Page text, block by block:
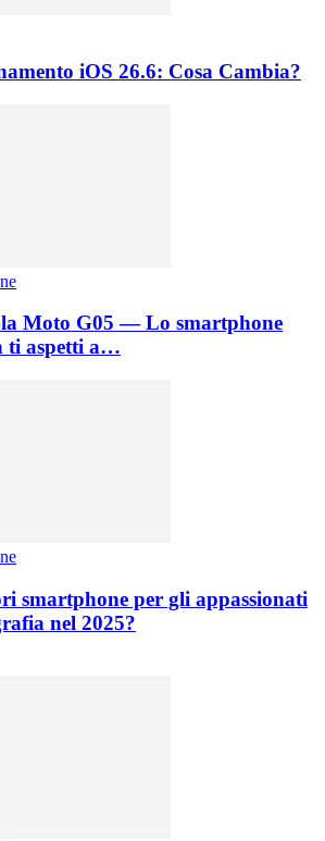
iOS 26.6: Cosa Cambia?
Moto G05 — Lo smartphone
ti aspetti a…
smartphone per gli appassionati
nel 2025?